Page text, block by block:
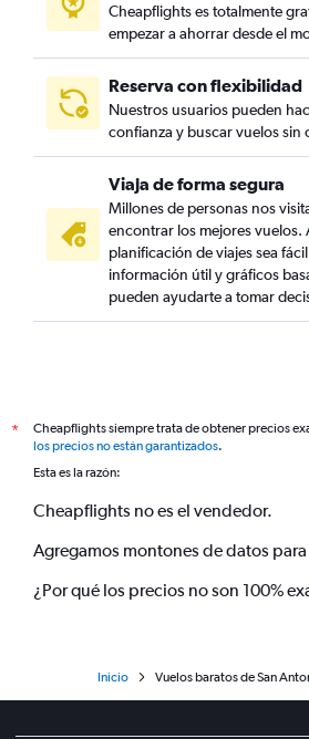
Cheapflights es totalmente
empezar a ahorrar desde el
Reserva con flexibilidad
Nuestros usuarios pueden
confianza y buscar vuelos sin
Viaja de forma segura
Millones de personas nos
encontrar los mejores vuelos.
planificación de viajes sea
información útil y gráficos
pueden ayudarte a tomar
*
Cheapflights siempre trata de obtener precios
los precios no están garantizados.
Esta es la razón:
Cheapflights no es el vendedor.
Agregamos montones de datos
¿Por qué los precios no son 100%
Inicio Vuelos baratos de San